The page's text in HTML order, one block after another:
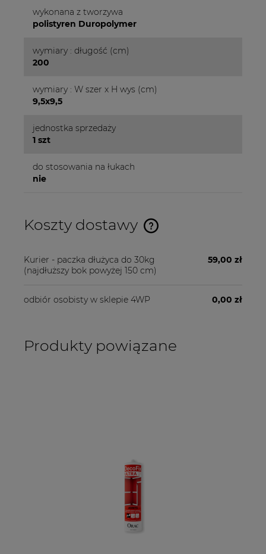
wykonana z tworzywa
polistyren Duropolymer
wymiary : długość (cm)
200
wymiary : W szer x H wys (cm)
9,5x9,5
jednostka sprzedaży
1 szt
do stosowania na łukach
nie
Koszty dostawy
Cena nie zawiera ewentualnych kosztów płatności
Kurier - paczka dłużyca do 30kg
(najdłuższy bok powyżej 150 cm)
59,00 zł
odbiór osobisty w sklepie 4WP 0,00 zł
Produkty powiązane